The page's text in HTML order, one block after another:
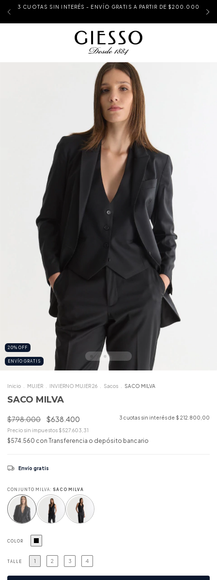
3 CUOTAS SIN INTERÉS - ENVÍO GRATIS A PARTIR DE $200.000
20% OFF
ENVÍO GRATIS
Inicio MUJER INVIERNO MUJER 26 Sacos SACO MILVA
SACO MILVA
$798.000 $638.400 3 cuotas sin interés de $ 212.800,00
Precio sin impuestos $527.603,31
$574.560 con Transferencia o depósito bancario
Envío gratis
CONJUNTO MILVA: SACO MILVA
COLOR
TALLE 1 2 3 4